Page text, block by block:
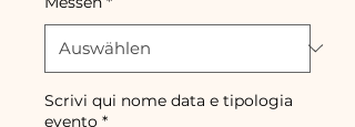
Scrivi qui nome data e tipologia
evento *